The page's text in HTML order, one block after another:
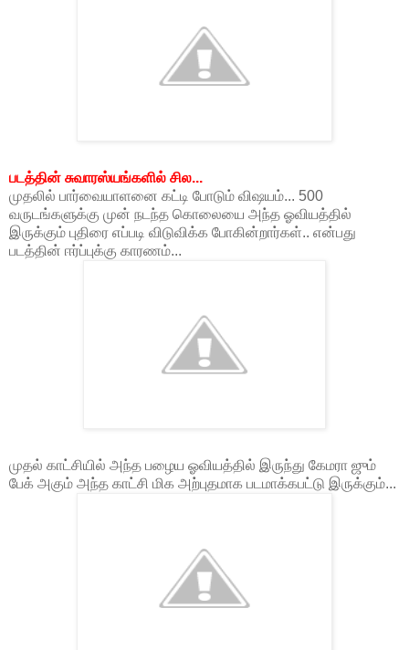
படத்தின் சுவாரஸ்யங்களில் சில...
முதலில் பார்வையாளனை கட்டி போடும் விஷயம்... 500
வருடங்களுக்கு முன் நடந்த கொலையை அந்த ஓவியத்தில்
இருக்கும் புதிரை எப்படி விடுவிக்க போகின்றார்கள்.. என்பது
படத்தின் ஈர்ப்புக்கு காரணம்...
முதல் காட்சியில் அந்த பழைய ஓவியத்தில் இருந்து கேமரா ஜும்
பேக் அகும் அந்த காட்சி மிக அற்புதமாக படமாக்கபட்டு இருக்கும்...